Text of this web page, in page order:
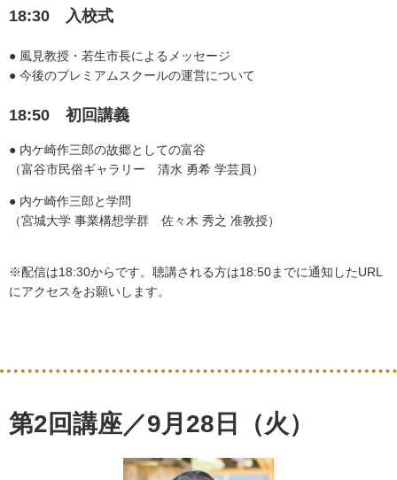
18:30 入校式
● 風見教授・若生市長によるメッセージ
● 今後のプレミアムスクールの運営について
18:50 初回講義
● 内ケ崎作三郎の故郷としての富谷
（富谷市民俗ギャラリー 清水 勇希 学芸員）
● 内ケ崎作三郎と学問
（宮城大学 事業構想学群 佐々木 秀之 准教授）
※配信は18:30からです。聴講される方は18:50までに通知したURL
にアクセスをお願いします。
第2回講座／9月28日（火）